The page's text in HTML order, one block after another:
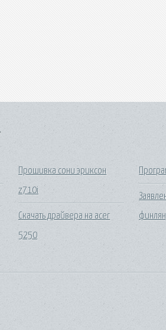
Прошивка сони эриксон
z710i
Скачать драйвера на acer
5250